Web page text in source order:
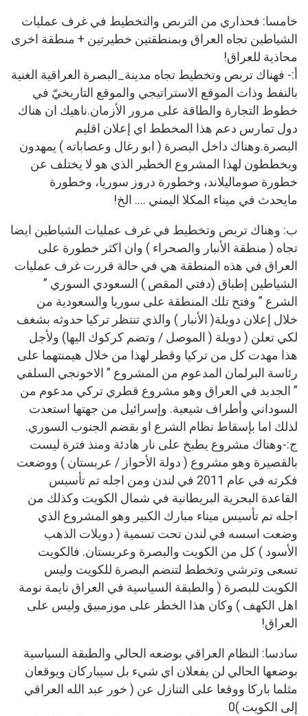
خامسا: فحذاري من التربص والتخطيط في غرف عمليات
الشياطين تجاه العراق وبمنطقتين خطيرتين + منطقة اخرى
محاذية للعراق!
أ:- فهناك تربص وتخطيط تجاه مدينة_البصرة العراقية الغنية
بالنفط وذات الموقع الاستراتيجي والموقع التاريخيّ في
خطوط التجارة والطاقة على مرور الأزمان.ناهيك ان هناك
دول تمارس دعم هذا المخطط اي إعلان اقليم
البصرة.وهناك داخل البصرة ( ابو رغال وعصاباته ) يمهدون
ويخططون لهذا المشروع الخطير الذي هو لا يختلف عن
خطورة صوماليلاند، وخطورة دروز سوريا، وخطورة
مايحدث في ميناء المكلا اليمني …. الخ!
ب: وهناك تربص وتخطيط في غرف عمليات الشياطين ايضا
تجاه ( منطقة الأنبار والصحراء ) وان اكثر خطورة على
العراق في هذه المنطقة هي في حالة قررت غرف عمليات
الشياطين إطباق (دفتي المقص ) السعودي السوري ”
الشرع ” وفتح تلك المنطقة على سوريا والسعودية من
خلال إعلان دويلة( الأنبار ) والذي تنتظر تركيا حدوثه بشغف
لكي تعلن ( دويلة ( الموصل / وتضم كركوك اليها) ولأجل
هذا مهدت كل من تركيا وقطر لهذا من خلال هيمنتهما على
رئاسة البرلمان المدعوم من المشروع ” الاخونجي السلفي
” الجديد في العراق وهو مشروع قطري تركي مدعوم من
السوداني وأطراف شيعية. وإسرائيل من جهتها استعدت
لذلك اما بإسقاط نظام الشرع او بقضم الجنوب السوري.
ج:-وهناك مشروع يطبخ على نار هادئة ومنذ فترة ليست
بالقصيرة وهو مشروع ( دولة الأحواز / عربستان ) ووضعت
فكرته في عام 2011 في لندن ومن اجله تم تأسيس
القاعدة البحرية البريطانية في شمال الكويت وكذلك من
اجله تم تأسيس ميناء مبارك الكبير وهو المشروع الذي
وضعت اسسه في لندن تحت تسمية ( دويلات الذهب
الأسود ) كل من الكويت والبصرة وعربستان. فالكويت
تسعى وترشي وتخطط لتنضم البصرة للكويت وليس
الكويت للبصرة ( والطبقة السياسية في العراق نايمة نومة
اهل الكهف ) وكان هذا الخطر على موزمبيق وليس على
العراق!
سادسا: النظام العراقي بوضعه الحالي والطبقة السياسية
بوضعها الحالي لن يفعلان اي شيء بل سيباركان ويوقعان
مثلما باركا ووقعا على التنازل عن ( خور عبد الله العراقي
إلى الكويت )0